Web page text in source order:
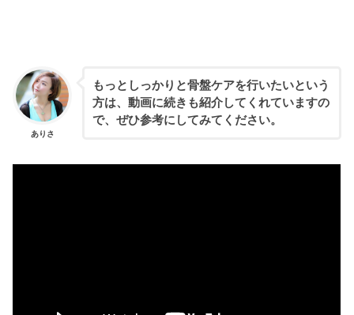
ありさ
もっとしっかりと骨盤ケアを行いたいという
方は、動画に続きも紹介してくれていますの
で、ぜひ参考にしてみてください。